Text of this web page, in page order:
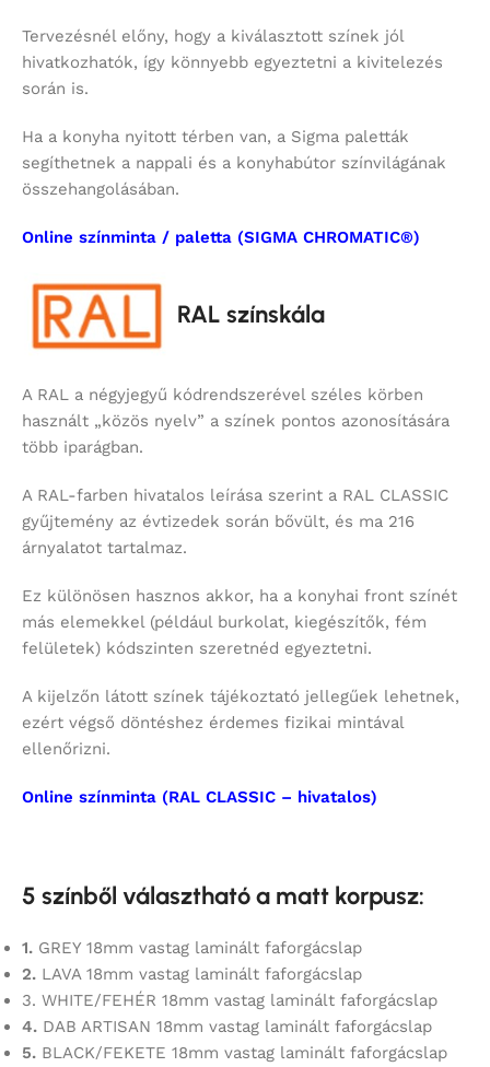
Tervezésnél előny, hogy a kiválasztott színek jól
hivatkozhatók, így könnyebb egyeztetni a kivitelezés
során is.
Ha a konyha nyitott térben van, a Sigma paletták
segíthetnek a nappali és a konyhabútor színvilágának
összehangolásában.
Online színminta / paletta (SIGMA CHROMATIC®)
RAL színskála
A RAL a négyjegyű kódrendszerével széles körben
használt „közös nyelv” a színek pontos azonosítására
több iparágban.
A RAL-farben hivatalos leírása szerint a RAL CLASSIC
gyűjtemény az évtizedek során bővült, és ma 216
árnyalatot tartalmaz.
Ez különösen hasznos akkor, ha a konyhai front színét
más elemekkel (például burkolat, kiegészítők, fém
felületek) kódszinten szeretnéd egyeztetni.
A kijelzőn látott színek tájékoztató jellegűek lehetnek,
ezért végső döntéshez érdemes fizikai mintával
ellenőrizni.
Online színminta (RAL CLASSIC – hivatalos)
5 színből választható a matt korpusz:
1. GREY 18mm vastag laminált faforgácslap
2. LAVA 18mm vastag laminált faforgácslap
3. WHITE/FEHÉR 18mm vastag laminált faforgácslap
4. DAB ARTISAN 18mm vastag laminált faforgácslap
5. BLACK/FEKETE 18mm vastag laminált faforgácslap